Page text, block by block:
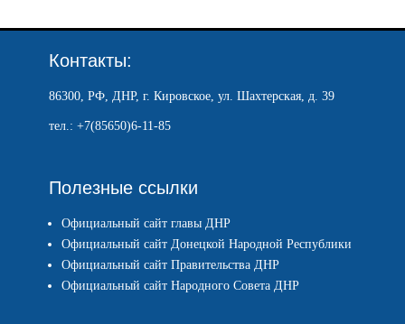
Контакты:
86300, РФ, ДНР, г. Кировское, ул. Шахтерская, д. 39
тел.: +7(85650)6-11-85
Полезные ссылки
Официальный сайт главы ДНР
Официальный сайт Донецкой Народной Республики
Официальный сайт Правительства ДНР
Официальный сайт Народного Совета ДНР